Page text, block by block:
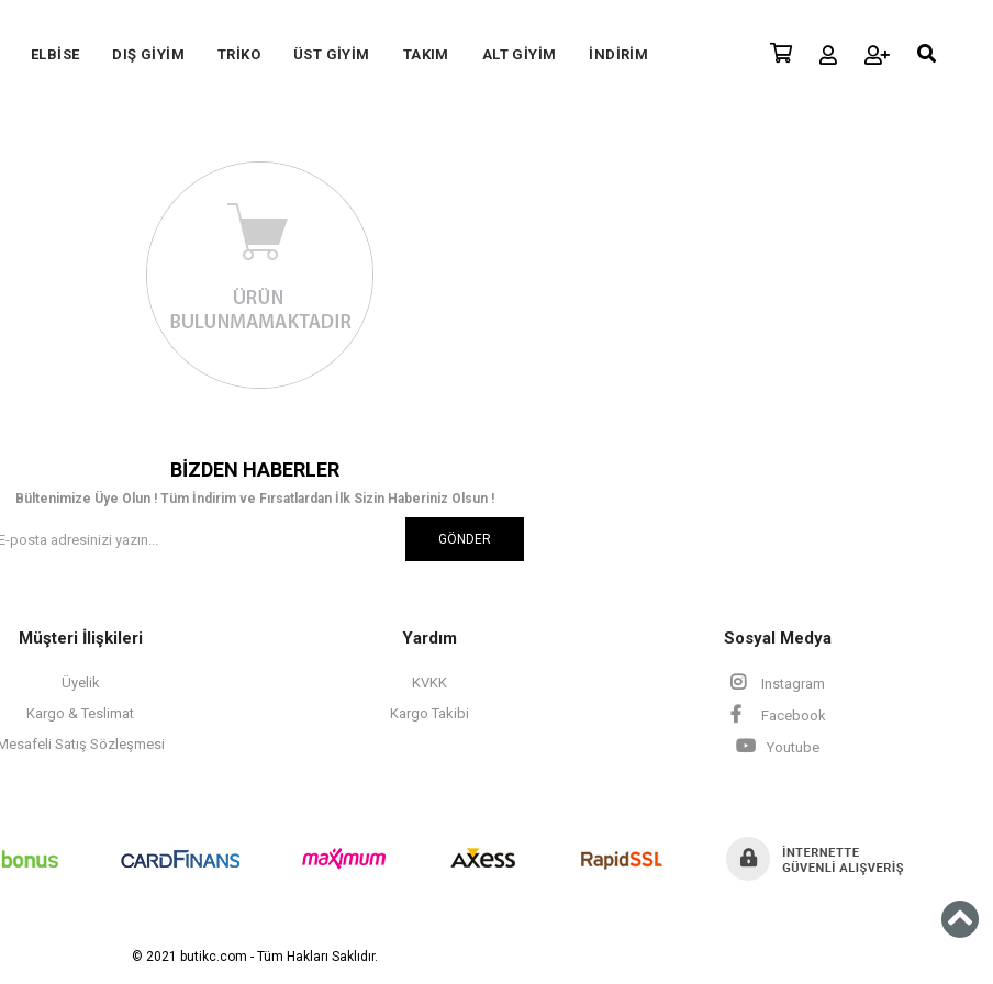
ELBİSE DIŞ GİYİM TRİKO ÜST GİYİM TAKIM ALT GİYİM İNDİRİM
BIZDEN HABERLER
Bültenimize Üye Olun ! Tüm İndirim ve Fırsatlardan İlk Sizin Haberiniz Olsun !
GÖNDER
Müşteri İlişkileri
Üyelik
Kargo & Teslimat
Satış Sözleşmesi
Yardım
KVKK
Kargo Takibi
Sosyal Medya
Instagram
Facebook
Youtube
© 2021 butikc.com - Tüm Hakları Saklıdır.